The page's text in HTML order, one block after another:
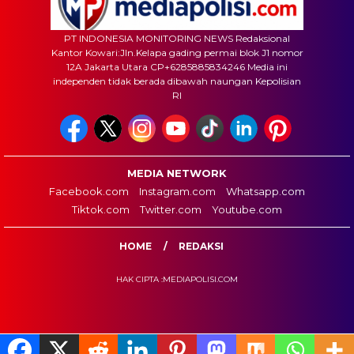
PT INDONESIA MONITORING NEWS Redaksional
Kantor Kowari:Jln.Kelapa gading permai blok J1 nomor
12A Jakarta Utara CP+6285885834246 Media ini
independen tidak berada dibawah naungan Kepolisian
RI
MEDIA NETWORK
Facebook.com
Instagram.com
Whatsapp.com
Tiktok.com
Twitter.com Youtube.com
HOME REDAKSI
HAK CIPTA :MEDIAPOLISI.COM